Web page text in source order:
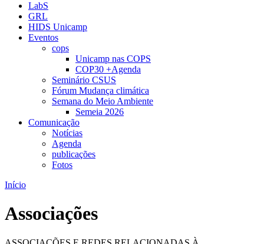
LabS
GRL
HIDS Unicamp
Eventos
cops
Unicamp nas COPS
COP30 +Agenda
Seminário CSUS
Fórum Mudança climática
Semana do Meio Ambiente
Semeia 2026
Comunicação
Notícias
Agenda
publicações
Fotos
Início
Associações